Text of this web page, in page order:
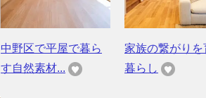
中野区で平屋で暮ら
す自然素材...
家族の繋がりを
暮らし